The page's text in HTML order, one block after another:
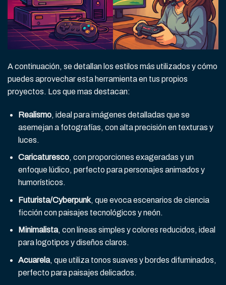
A continuación, se detallan los estilos más utilizados y cómo
puedes aprovechar esta herramienta en tus propios
proyectos. Los que mas destacan:
Realismo, ideal para imágenes detalladas que se
asemejan a fotografías, con alta precisión en texturas y
luces.
Caricaturesco, con proporciones exageradas y un
enfoque lúdico, perfecto para personajes animados y
humorísticos.
Futurista/Cyberpunk, que evoca escenarios de ciencia
ficción con paisajes tecnológicos y neón.
Minimalista, con líneas simples y colores reducidos, ideal
para logotipos y diseños claros.
Acuarela, que utiliza tonos suaves y bordes difuminados,
perfecto para paisajes delicados.